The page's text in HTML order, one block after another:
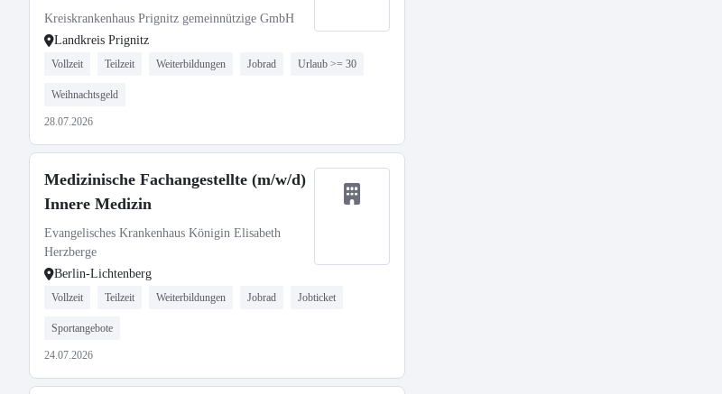
Kreiskrankenhaus Prignitz gemeinnützige GmbH
Landkreis Prignitz
Vollzeit Teilzeit Weiterbildungen Jobrad Urlaub >= 30
Weihnachtsgeld
28.07.2026
Medizinische Fachangestellte (m/w/d)
Innere Medizin
Evangelisches Krankenhaus Königin Elisabeth
Herzberge
Berlin-Lichtenberg
Vollzeit Teilzeit Weiterbildungen Jobrad Jobticket
Sportangebote
24.07.2026